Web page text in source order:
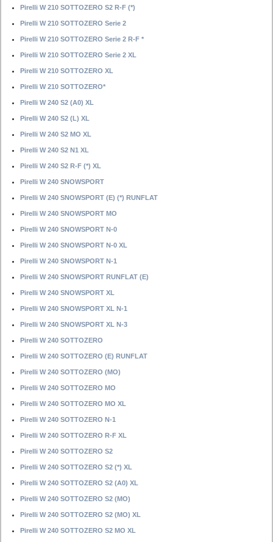
Pirelli W 210 SOTTOZERO S2 R-F (*)
Pirelli W 210 SOTTOZERO Serie 2
Pirelli W 210 SOTTOZERO Serie 2 R-F *
Pirelli W 210 SOTTOZERO Serie 2 XL
Pirelli W 210 SOTTOZERO XL
Pirelli W 210 SOTTOZERO*
Pirelli W 240 S2 (A0) XL
Pirelli W 240 S2 (L) XL
Pirelli W 240 S2 MO XL
Pirelli W 240 S2 N1 XL
Pirelli W 240 S2 R-F (*) XL
Pirelli W 240 SNOWSPORT
Pirelli W 240 SNOWSPORT (E) (*) RUNFLAT
Pirelli W 240 SNOWSPORT MO
Pirelli W 240 SNOWSPORT N-0
Pirelli W 240 SNOWSPORT N-0 XL
Pirelli W 240 SNOWSPORT N-1
Pirelli W 240 SNOWSPORT RUNFLAT (E)
Pirelli W 240 SNOWSPORT XL
Pirelli W 240 SNOWSPORT XL N-1
Pirelli W 240 SNOWSPORT XL N-3
Pirelli W 240 SOTTOZERO
Pirelli W 240 SOTTOZERO (E) RUNFLAT
Pirelli W 240 SOTTOZERO (MO)
Pirelli W 240 SOTTOZERO MO
Pirelli W 240 SOTTOZERO MO XL
Pirelli W 240 SOTTOZERO N-1
Pirelli W 240 SOTTOZERO R-F XL
Pirelli W 240 SOTTOZERO S2
Pirelli W 240 SOTTOZERO S2 (*) XL
Pirelli W 240 SOTTOZERO S2 (A0) XL
Pirelli W 240 SOTTOZERO S2 (MO)
Pirelli W 240 SOTTOZERO S2 (MO) XL
Pirelli W 240 SOTTOZERO S2 MO XL